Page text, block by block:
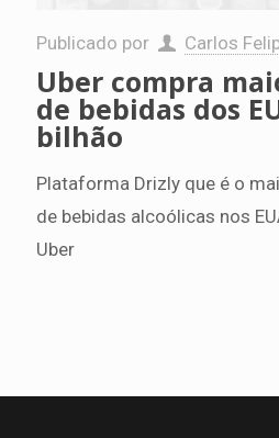
Publicado por Carlos
Uber compra
de bebidas dos
bilhão
Plataforma Drizly que é o
de bebidas alcoólicas nos
Uber